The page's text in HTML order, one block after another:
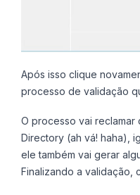
Após isso clique
processo de validação
O processo vai
Directory (ah vá! haha),
ele também vai gerar
Finalizando a validação,